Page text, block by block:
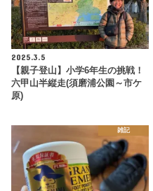
2025.3.5
【親子登山】小学6年生の挑戦！
六甲山半縦走(須磨浦公園～市ケ
原)
雑記